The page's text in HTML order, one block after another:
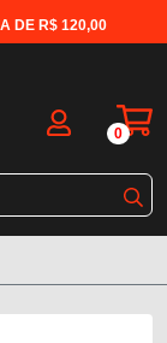
DE R$ 120,00
0